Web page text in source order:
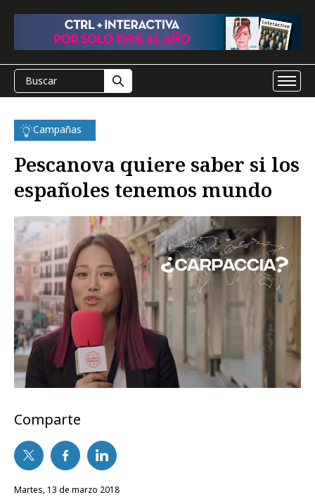
Campañas
Pescanova quiere saber si los
españoles tenemos mundo
Comparte
martes, 13 de marzo 2018